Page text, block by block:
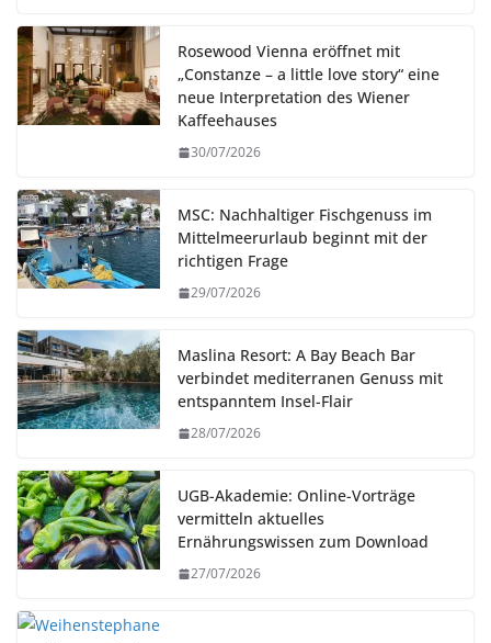
Rosewood Vienna eröffnet mit
„Constanze – a little love story“ eine
neue Interpretation des Wiener
Kaffeehauses
30/07/2026
MSC: Nachhaltiger Fischgenuss im
Mittelmeerurlaub beginnt mit der
richtigen Frage
29/07/2026
Maslina Resort: A Bay Beach Bar
verbindet mediterranen Genuss mit
entspanntem Insel-Flair
28/07/2026
UGB-Akademie: Online-Vorträge
vermitteln aktuelles
Ernährungswissen zum Download
27/07/2026